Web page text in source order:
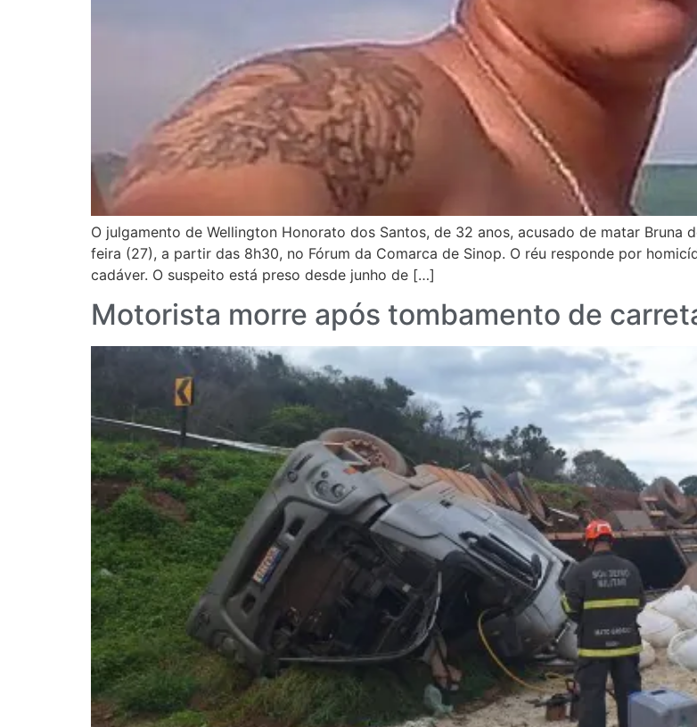
O julgamento de Wellington Honorato dos Santos, de 32 anos, acusado de matar
feira (27), a partir das 8h30, no Fórum da Comarca de Sinop. O réu responde por
cadáver. O suspeito está preso desde junho de […]
Motorista morre após tombamento de